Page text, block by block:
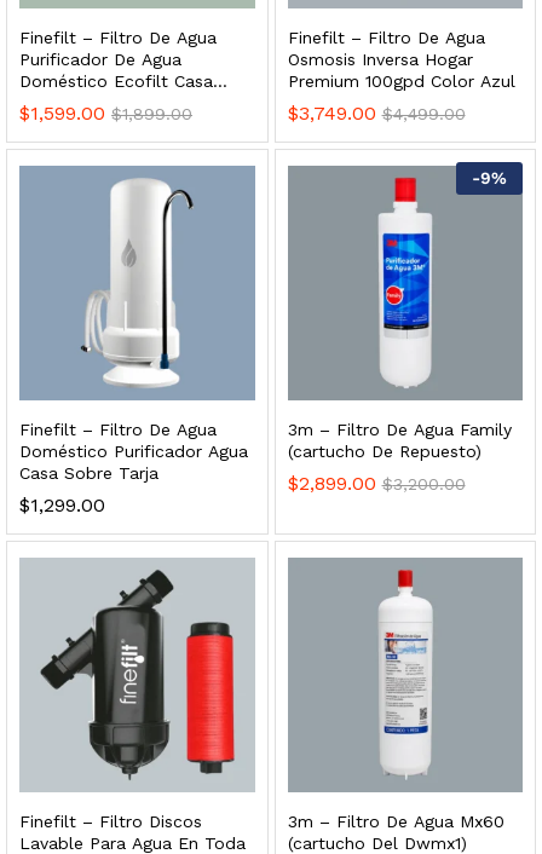
Finefilt – Filtro De Agua
Purificador De Agua
Doméstico Ecofilt Casa
Color Azul
$1,599.00 $1,899.00
Finefilt – Filtro De Agua
Osmosis Inversa Hogar
Premium 100gpd Color Azul
$3,749.00 $4,499.00
Finefilt – Filtro De Agua
Doméstico Purificador Agua
Casa Sobre Tarja
$1,299.00
-9%
3m – Filtro De Agua Family
(cartucho De Repuesto)
$2,899.00 $3,200.00
Finefilt – Filtro Discos
Lavable Para Agua En Toda
3m – Filtro De Agua Mx60
(cartucho Del Dwmx1)
al carrito
Esterilizador UV 25 Watts 4 Pines
al carrito
Cafetera (Cartucho de Repuesto)
2,899.00
de Agua | Repuesto (con Polifosfatos)
3,699.00
SS304 Natural Cepillado | Agua Purificada